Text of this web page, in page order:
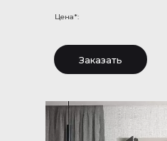
Цена*:
Заказать